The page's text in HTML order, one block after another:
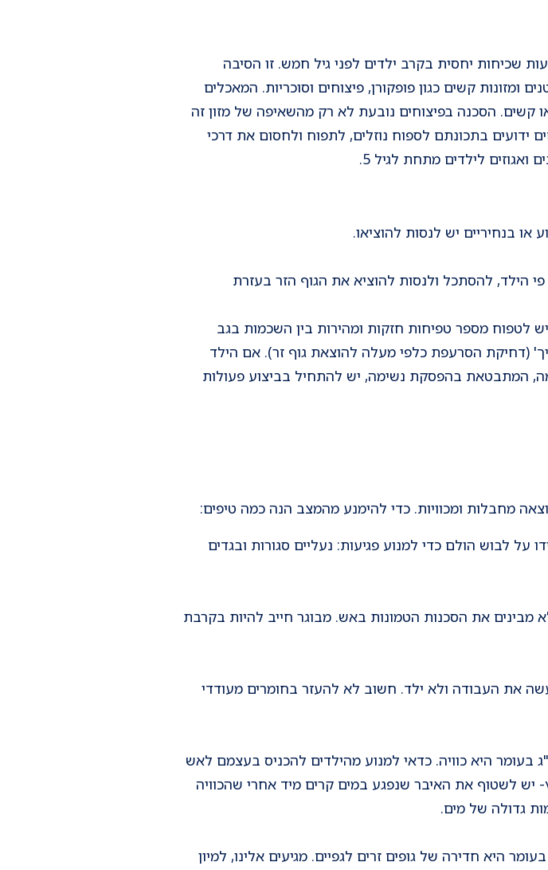
שכיחות יחסית בקרב ילדים לפני גיל חמש. זו הסיבה
קשים כגון פופקורן, פיצוחים וסוכריות. המאכלים
קשים. הסכנה בפיצוחים נובעת לא רק מהשאיפה של מזון זה
בתכונתם לספוח נוזלים, לתפוח ולחסום את דרכי
ואגוזים לילדים מתחת לגיל 5.
בנחיריים יש לנסות להוציאו.
הילד, להסתכל ולנסות להוציא את הגוף הזר בעזרת
לטפוח מספר טפיחות חזקות ומהירות בין השכמות בגב
(דחיקת הסרעפת כלפי מעלה להוצאת גוף זר). אם הילד
המתבטאת בהפסקת נשימה, יש להתחיל בביצוע פעולות
מחבלות ומכוויות. כדי להימנע מהמצב הנה כמה טיפים:
לבוש הולם כדי למנוע פגיעות: נעליים סגורות ובגדים
מבינים את הסכנות הטמונות באש. מבוגר חייב להיות בקרבת
את העבודה ולא ילד. חשוב לא להעזר בחומרים מעודדי
בעומר היא כוויה. כדאי למנוע מהילדים להכניס בעצמם לאש
יש לשטוף את האיבר שנפגע במים קרים מיד אחרי שהכוויה
גדולה של מים.
היא חדירה של גופים זרים לגפיים. מגיעים אלינו, למיון